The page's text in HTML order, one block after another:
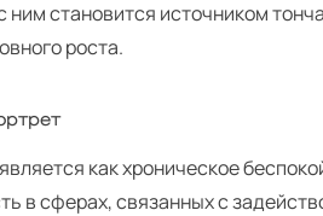
ним становится источником
роста.
как хроническое
в сферах, связанных с